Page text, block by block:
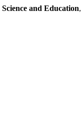
Science and Education,